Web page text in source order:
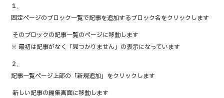
e
b
o
k
te
r
１．
固定ページのブロック一覧で記事を追加するブロック名をクリックします
→ そのブロックの記事一覧のページに移動します
※ 最初は記事がなく「見つかりません」の表示になっています
２．
記事一覧ページ上部の「新規追加」をクリックします
→ 新しい記事の編集画面に移動します